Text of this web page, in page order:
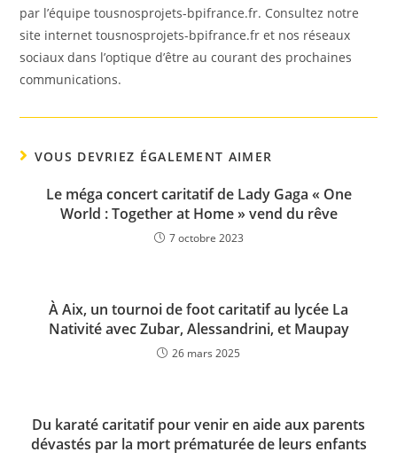
par l’équipe tousnosprojets-bpifrance.fr. Consultez notre
site internet tousnosprojets-bpifrance.fr et nos réseaux
sociaux dans l’optique d’être au courant des prochaines
communications.
VOUS DEVRIEZ ÉGALEMENT AIMER
Le méga concert caritatif de Lady Gaga « One
World : Together at Home » vend du rêve
7 octobre 2023
À Aix, un tournoi de foot caritatif au lycée La
Nativité avec Zubar, Alessandrini, et Maupay
26 mars 2025
Du karaté caritatif pour venir en aide aux parents
dévastés par la mort prématurée de leurs enfants